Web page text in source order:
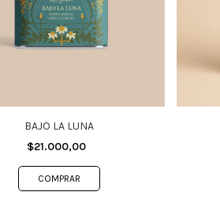
BAJO LA LUNA
$21.000,00